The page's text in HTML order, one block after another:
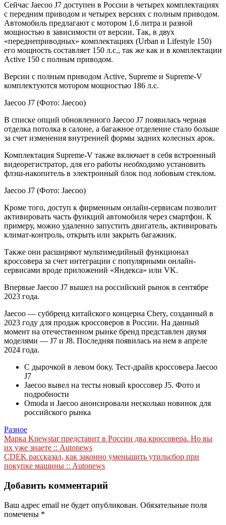
Сейчас Jaecoo J7 доступен в России в четырех комплектациях
с передним приводом и четырех версиях с полным приводом.
Автомобиль предлагают с мотором 1,6 литра и разной
мощностью в зависимости от версии. Так, в двух
«переднеприводных» комплектациях (Urban и Lifestyle 150)
его мощность составляет 150 л.с., так же как и в комплектации
Active 150 с полным приводом.
Версии с полным приводом Active, Supreme и Supreme-V
комплектуются мотором мощностью 186 л.с.
Jaecoo J7 (Фото: Jaecoo)
В списке опций обновленного Jaecoo J7 появилась черная
отделка потолка в салоне, а багажное отделение стало больше
за счет изменения внутренней формы задних колесных арок.
Комплектация Supreme-V также включает в себя встроенный
видеорегистратор, для его работы необходимо установить
флэш-накопитель в электронный блок под лобовым стеклом.
Jaecoo J7 (Фото: Jaecoo)
Кроме того, доступ к фирменным онлайн-сервисам позволит
активировать часть функций автомобиля через смартфон. К
примеру, можно удаленно запустить двигатель, активировать
климат-контроль, открыть или закрыть багажник.
Также они расширяют мультимедийный функционал
кроссовера за счет интеграции с популярными онлайн-
сервисами вроде приложений «Яндекса» или VK.
Впервые Jaecoo J7 вышел на российский рынок в сентябре
2023 года.
Jaecoo — суббренд китайского концерна Chery, созданный в
2023 году для продаж кроссоверов в России. На данный
момент на отечественном рынке бренд представлен двумя
моделями — J7 и J8. Последняя появилась на нем в апреле
2024 года.
С дырочкой в левом боку. Тест-драйв кроссовера Jaecoo
J7
Jaecoo вывел на тесты новый кроссовер J5. Фото и
подробности
Omoda и Jaecoo анонсировали несколько новинок для
российского рынка
Разное
Навигация
по
записям
Марка Knewstar представит в России два кроссовера. Но вы
их уже знаете :: Autonews
CDEK рассказал, как законно уменьшить утильсбор при
покупке машины :: Autonews
Добавить комментарий
Ваш адрес email не будет опубликован. Обязательные поля
помечены *